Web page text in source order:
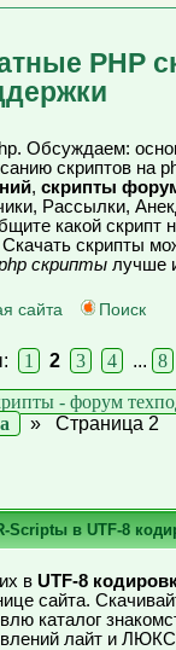
PHP
Обсуждаем:
скриптов на
, скрипты
Рассылки,
какой скрипт
Скачать скрипты
скриптылучше
сайта
Поиск
1 2 3 4 ... 8
- форум
» Страница 2
Scriptы в UTF-8
в UTF-8
сайта.
каталог
лайт и